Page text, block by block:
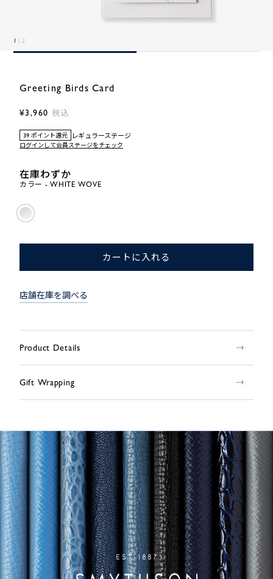
1 | 2
Greeting Birds Card
¥3,960 税込
39 ポイント還元 レギュラーステージ
ログインして会員ステージをチェック
在庫わずか
カラー - WHITE WOVE
カートに入れる
店舗在庫を調べる
Product Details
Gift Wrapping